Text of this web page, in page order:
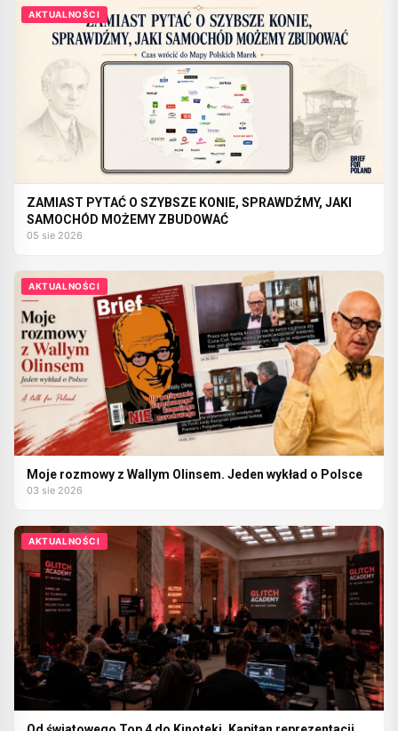
AKTUALNOŚCI
ZAMIAST PYTAĆ O SZYBSZE KONIE, SPRAWDŹMY, JAKI
SAMOCHÓD MOŻEMY ZBUDOWAĆ
05 sie 2026
AKTUALNOŚCI
Moje rozmowy z Wallym Olinsem. Jeden wykład o Polsce
03 sie 2026
AKTUALNOŚCI